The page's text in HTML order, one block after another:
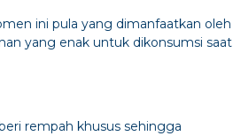
ini pula yang dimanfaatkan oleh
yang enak untuk dikonsumsi saat
rempah khusus sehingga